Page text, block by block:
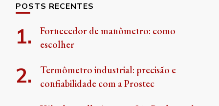
POSTS RECENTES
Fornecedor de manômetro: como
escolher
Termômetro industrial: precisão e
confiabilidade com a Prostec